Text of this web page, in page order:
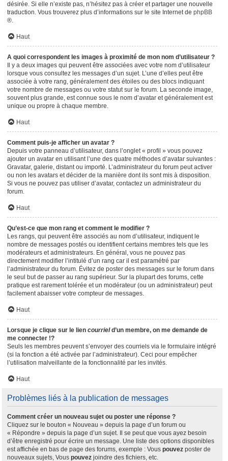
désirée. Si elle n’existe pas, n’hésitez pas à créer et partager une nouvelle
traduction. Vous trouverez plus d’informations sur le site Internet de phpBB
®.
Haut
A quoi correspondent les images à proximité de mon nom d’utilisateur ?
Il y a deux images qui peuvent être associées avec votre nom d’utilisateur
lorsque vous consultez les messages d’un sujet. L’une d’elles peut être
associée à votre rang, généralement des étoiles ou des blocs indiquant
votre nombre de messages ou votre statut sur le forum. La seconde image,
souvent plus grande, est connue sous le nom d’avatar et généralement est
unique ou propre à chaque membre.
Haut
Comment puis-je afficher un avatar ?
Depuis votre panneau d’utilisateur, dans l’onglet « profil » vous pouvez
ajouter un avatar en utilisant l’une des quatre méthodes d’avatar suivantes :
Gravatar, galerie, distant ou importé. L’administrateur du forum peut activer
ou non les avatars et décider de la manière dont ils sont mis à disposition.
Si vous ne pouvez pas utiliser d’avatar, contactez un administrateur du
forum.
Haut
Qu’est-ce que mon rang et comment le modifier ?
Les rangs, qui peuvent être associés au nom d’utilisateur, indiquent le
nombre de messages postés ou identifient certains membres tels que les
modérateurs et administrateurs. En général, vous ne pouvez pas
directement modifier l’intitulé d’un rang car il est paramétré par
l’administrateur du forum. Évitez de poster des messages sur le forum dans
le seul but de passer au rang supérieur. Sur la plupart des forums, cette
pratique est rarement tolérée et un modérateur (ou un administrateur) peut
facilement abaisser votre compteur de messages.
Haut
Lorsque je clique sur le lien courrield’un membre, on me demande de
me connecter !?
Seuls les membres peuvent s’envoyer des courriels via le formulaire intégré
(si la fonction a été activée par l’administrateur). Ceci pour empêcher
l’utilisation malveillante de la fonctionnalité par les invités.
Haut
Problèmes liés à la publication de messages
Comment créer un nouveau sujet ou poster une réponse ?
Cliquez sur le bouton « Nouveau » depuis la page d’un forum ou
« Répondre » depuis la page d’un sujet. Il se peut que vous ayez besoin
d’être enregistré pour écrire un message. Une liste des options disponibles
est affichée en bas de page des forums, exemple : Vous pouvez poster de
nouveaux sujets, Vous pouvez joindre des fichiers, etc.